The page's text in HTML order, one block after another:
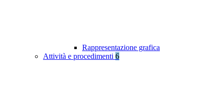
Rappresentazione grafica
Attività e procedimenti 6